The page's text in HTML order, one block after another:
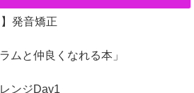
発音矯正
ムと仲良くなれる本」
ンジDay1